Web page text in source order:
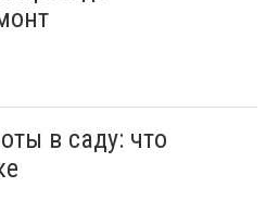
в саду: что